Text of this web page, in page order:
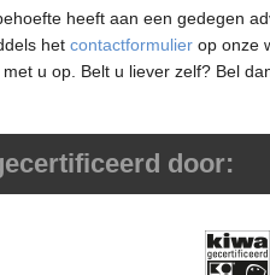
heeft aan een gedegen
het contactformulier op onze
u op. Belt u liever zelf? Bel
door: